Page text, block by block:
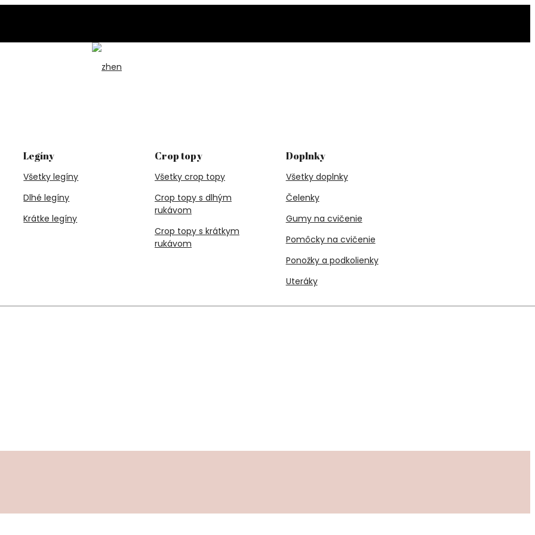
Legíny
Všetky legíny
Dlhé legíny
Krátke legíny
Crop topy
Všetky crop topy
Crop topy s dlhým
rukávom
Crop topy s krátkym
rukávom
Doplnky
Všetky doplnky
Čelenky
Gumy na cvičenie
Pomôcky na cvičenie
Ponožky a podkolienky
Uteráky